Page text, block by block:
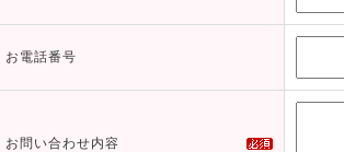
お電話番号
お問い合わせ内容